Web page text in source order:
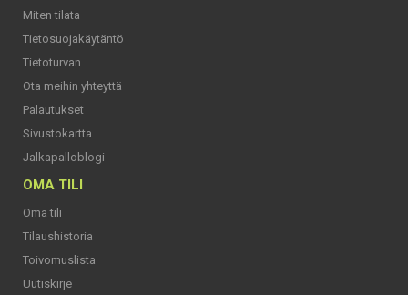
Miten tilata
Tietosuojakäytäntö
Tietoturvan
Ota meihin yhteyttä
Palautukset
Sivustokartta
Jalkapalloblogi
OMA TILI
Oma tili
Tilaushistoria
Toivomuslista
Uutiskirje